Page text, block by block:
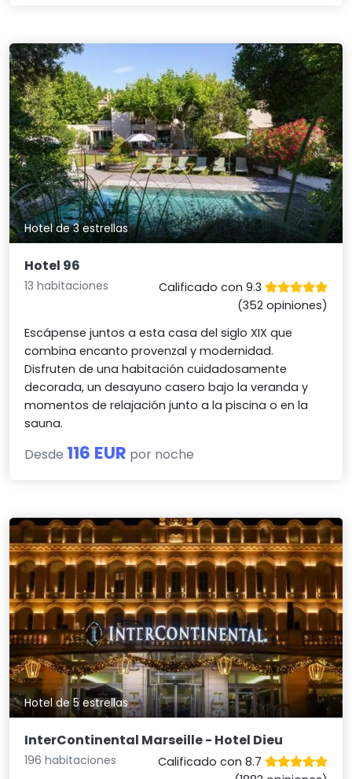
Hotel de 3 estrellas
Hotel 96
13 habitaciones
Calificado con 9.3
(352 opiniones)
Escápense juntos a esta casa del siglo XIX que
combina encanto provenzal y modernidad.
Disfruten de una habitación cuidadosamente
decorada, un desayuno casero bajo la veranda y
momentos de relajación junto a la piscina o en la
sauna.
Desde 116 EUR por noche
Hotel de 5 estrellas
InterContinental Marseille - Hotel Dieu
196 habitaciones
Calificado con 8.7